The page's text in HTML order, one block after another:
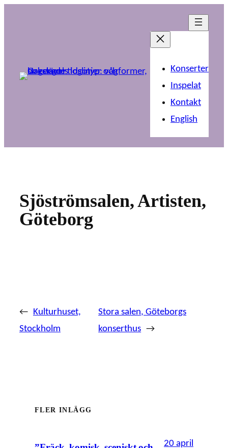
Konserter
Inspelat
Kontakt
English
Sjöströmsalen, Artisten,
Göteborg
← Kulturhuset,
Stockholm
Stora salen, Göteborgs
konserthus →
FLER INLÄGG
20 april